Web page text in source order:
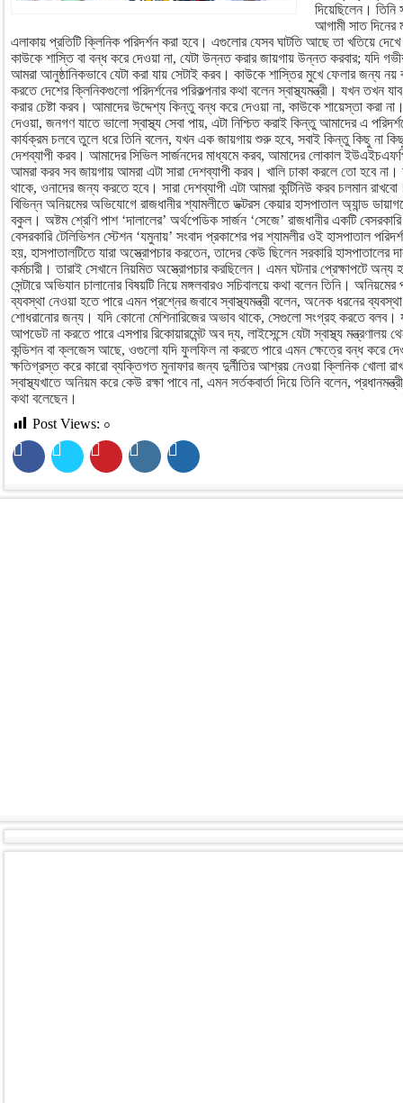
দিয়েছিলেন। তিনি
আগামী সাত দিনের
এলাকায় প্রতিটি ক্লিনিক পরিদর্শন করা হবে। এগুলোর যেসব ঘাটতি আছে তা খতিয়ে
কাউকে শাস্তি বা বন্ধ করে দেওয়া না, যেটা উন্নত করার জায়গায় উন্নত করবার; যদি
আমরা আনুষ্ঠানিকভাবে যেটা করা যায় সেটাই করব। কাউকে শাস্তির মুখে ফেলার জন্য নয়
করতে দেশের ক্লিনিকগুলো পরিদর্শনের পরিকল্পনার কথা বলেন স্বাস্থ্যমন্ত্রী। যখন তখন
করার চেষ্টা করব। আমাদের উদ্দেশ্য কিন্তু বন্ধ করে দেওয়া না, কাউকে শায়েস্তা করা
দেওয়া, জনগণ যাতে ভালো স্বাস্থ্য সেবা পায়, এটা নিশ্চিত করাই কিন্তু আমাদের এ
কার্যক্রম চলবে তুলে ধরে তিনি বলেন, যখন এক জায়গায় শুরু হবে, সবাই কিন্তু কিছু না
দেশব্যাপী করব। আমাদের সিভিল সার্জনদের মাধ্যমে করব, আমাদের লোকাল
আমরা করব সব জায়গায় আমরা এটা সারা দেশব্যাপী করব। খালি ঢাকা করলে তো হবে
থাকে, ওনাদের জন্য করতে হবে। সারা দেশব্যাপী এটা আমরা কন্টিনিউ করব চলমান
বিভিন্ন অনিয়মের অভিযোগে রাজধানীর শ্যামলীতে ডক্টরস কেয়ার হাসপাতাল অ্যান্ড
বকুল। অষ্টম শ্রেণি পাশ ‘দালালের’ অর্থপেডিক সার্জন ‘সেজে’ রাজধানীর একটি বেসরকারি
বেসরকারি টেলিভিশন স্টেশন ‘যমুনায়’ সংবাদ প্রকাশের পর শ্যামলীর ওই হাসপাতাল
হয়, হাসপাতালটিতে যারা অস্ত্রোপচার করতেন, তাদের কেউ ছিলেন সরকারি হাসপাতালের
কর্মচারী। তারাই সেখানে নিয়মিত অস্ত্রোপচার করছিলেন। এমন ঘটনার প্রেক্ষাপটে অন্য
সেন্টারে অভিযান চালানোর বিষয়টি নিয়ে মঙ্গলবারও সচিবালয়ে কথা বলেন তিনি।
ব্যবস্থা নেওয়া হতে পারে এমন প্রশ্নের জবাবে স্বাস্থ্যমন্ত্রী বলেন, অনেক ধরনের
শোধরানোর জন্য। যদি কোনো মেশিনারিজের অভাব থাকে, সেগুলো সংগ্রহ করতে বলব।
আপডেট না করতে পারে এসপার রিকোয়ারমেন্ট অব দ্য, লাইসেন্সে যেটা স্বাস্থ্য মন্ত্রণালয়
কন্ডিশন বা ক্লজেস আছে, ওগুলো যদি ফুলফিল না করতে পারে এমন ক্ষেত্রে বন্ধ করে
ক্ষতিগ্রস্ত করে কারো ব্যক্তিগত মুনাফার জন্য দুর্নীতির আশ্রয় নেওয়া ক্লিনিক খোলা
স্বাস্থ্যখাতে অনিয়ম করে কেউ রক্ষা পাবে না, এমন সর্তকবার্তা দিয়ে তিনি বলেন,
কথা বলেছেন।
Post Views: ০